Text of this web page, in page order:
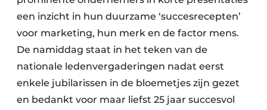
een inzicht in hun duurzame ‘succesrecepten’
voor marketing, hun merk en de factor mens.
De namiddag staat in het teken van de
nationale ledenvergaderingen nadat eerst
enkele jubilarissen in de bloemetjes zijn gezet
en bedankt voor maar liefst 25 jaar succesvol